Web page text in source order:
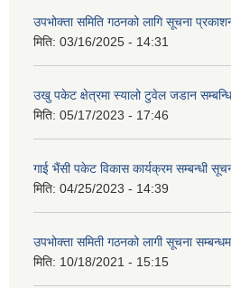
उपभोक्ता समिति गठनको लागि सूचना
मिति: 03/16/2025 - 14:31
उखु पकेट क्षेत्रमा स्यालो टुवेल जडान
मिति: 05/17/2023 - 17:46
गाई भैंसी पकेट विकास कार्यक्रम सम्बन्धी
मिति: 04/25/2023 - 14:39
उपभोक्ता समिती गठनको लागी सूचना
मिति: 10/18/2021 - 15:15